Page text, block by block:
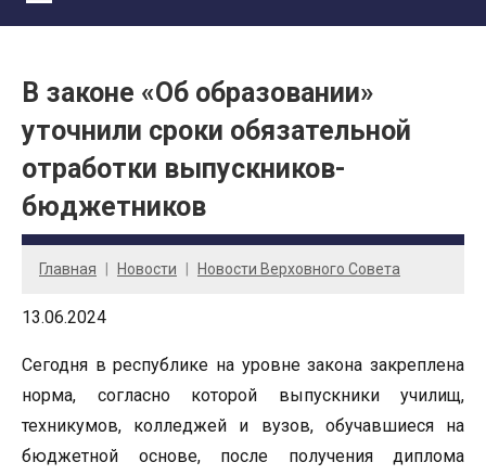
В законе «Об образовании»
уточнили сроки обязательной
отработки выпускников-
бюджетников
Главная Новости Новости Верховного Совета
13.06.2024
Сегодня в республике на уровне закона закреплена
норма, согласно которой выпускники училищ,
техникумов, колледжей и вузов, обучавшиеся на
бюджетной основе, после получения диплома